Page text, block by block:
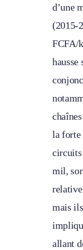
d’une
(2015-
FCFA/
hausse
la forte
mil,
mais
allant